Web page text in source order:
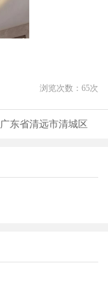
浏览次数： 65次
广东省清远市清城区